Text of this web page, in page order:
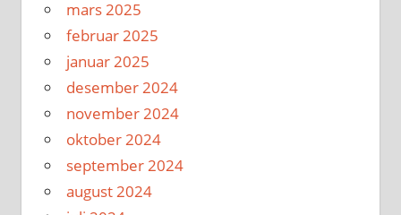
mars 2025
februar 2025
januar 2025
desember 2024
november 2024
oktober 2024
september 2024
august 2024